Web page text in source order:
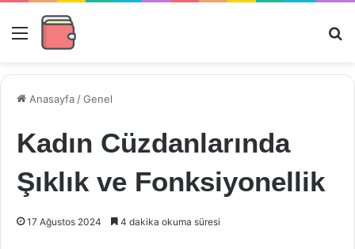
Menü
Anasayfa /Genel
Kadın Cüzdanlarında
Şıklık ve Fonksiyonellik
17 Ağustos 2024 4 dakika okuma süresi